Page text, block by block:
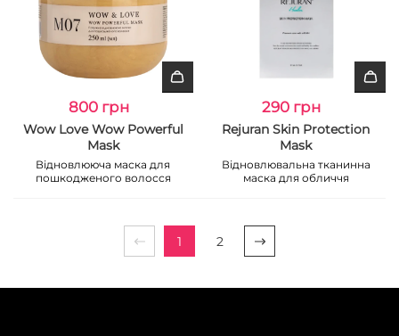
800 грн
Wow Love Wow Powerful
Mask
Відновлююча маска для
пошкодженого волосся
290 грн
Rejuran Skin Protection
Mask
Відновлювальна тканинна
маска для обличчя
1 2